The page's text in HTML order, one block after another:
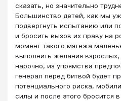
сказать, но значительно
Большинство детей, как мы
подвергнуть испытанию или
и бросить вызов их праву на
момент такого мятежа
выполнить желания
нарочно, из упрямства
генерал перед битвой будет
потенциального риска,
силы и после этого бросится